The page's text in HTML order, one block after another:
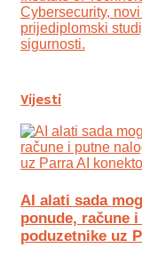
Cybersecurity,
prijediplomski
sigurnosti.
Vijesti
AI alati sada
ponude, račune
poduzetnike uz